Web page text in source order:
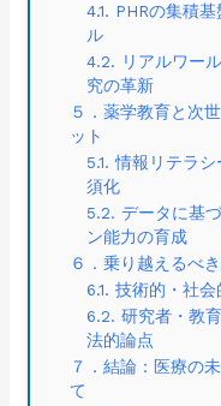
4.1. PHRの集積
ル
4.2. リアルワー
究の革新
５．薬学教育と次
ット
5.1. 情報リテラ
須化
5.2. データに基
ン能力の育成
６．乗り越えるべ
6.1. 技術的・社
6.2. 研究者・教
法的論点
７．結論：医療の
て